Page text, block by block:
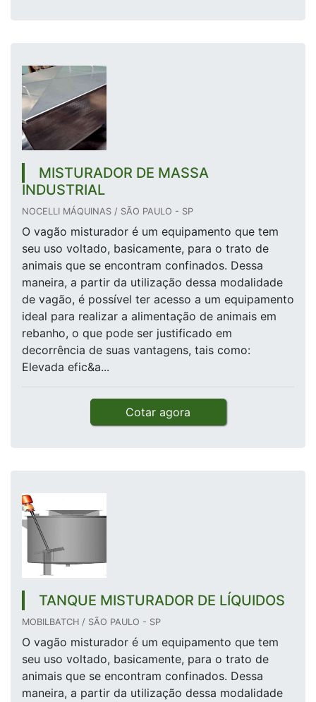
MISTURADOR DE MASSA
INDUSTRIAL
NOCELLI MÁQUINAS / SÃO PAULO - SP
O vagão misturador é um equipamento que tem
seu uso voltado, basicamente, para o trato de
animais que se encontram confinados. Dessa
maneira, a partir da utilização dessa modalidade
de vagão, é possível ter acesso a um equipamento
ideal para realizar a alimentação de animais em
rebanho, o que pode ser justificado em
decorrência de suas vantagens, tais como:
Elevada efic&a...
Cotar agora
TANQUE MISTURADOR DE LÍQUIDOS
MOBILBATCH / SÃO PAULO - SP
O vagão misturador é um equipamento que tem
seu uso voltado, basicamente, para o trato de
animais que se encontram confinados. Dessa
maneira, a partir da utilização dessa modalidade